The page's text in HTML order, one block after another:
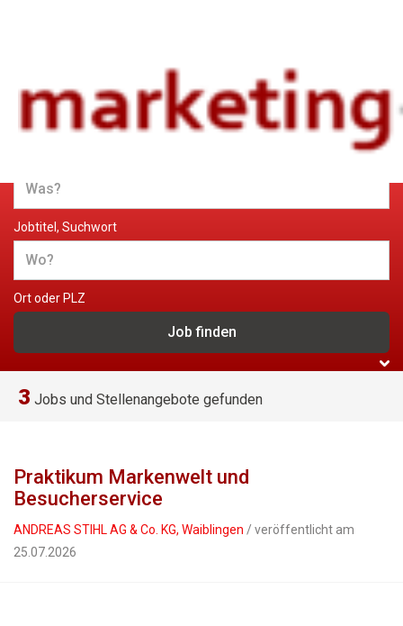
Jobs und Stellenangebote im
Marketing
Jobtitel, Suchwort
Ort oder PLZ
3 Jobs und Stellenangebote gefunden
Praktikum Markenwelt und
Besucherservice
ANDREAS STIHL AG & Co. KG, Waiblingen / veröffentlicht am
25.07.2026